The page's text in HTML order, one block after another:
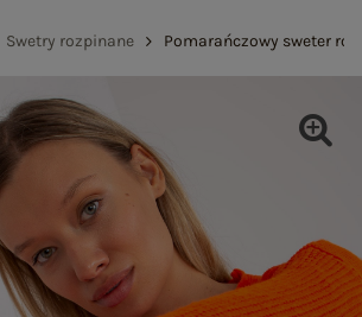
Swetry rozpinane Pomarańczowy sweter